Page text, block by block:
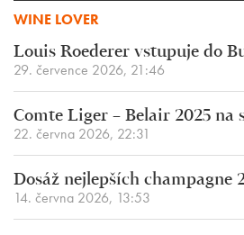
WINE LOVER
Louis Roederer vstupuje do
29. července 2026, 21:46
Comte Liger – Belair 2025 na
22. června 2026, 22:31
Dosáž nejlepších champagne
14. června 2026, 13:53